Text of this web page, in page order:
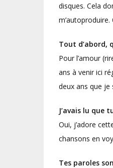
disques. Cela
Tout d’abord,
Pour l’amour
ans à venir ici
deux ans que
J’avais lu que
Oui, j’adore
chansons en
Tes paroles